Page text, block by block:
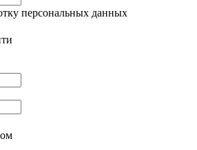
персональных данных